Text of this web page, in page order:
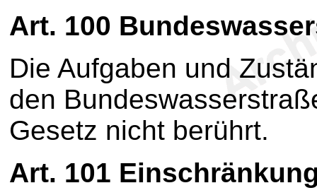
Art. 100
Die Aufgaben und
den
Gesetz nicht berührt.
Art. 101